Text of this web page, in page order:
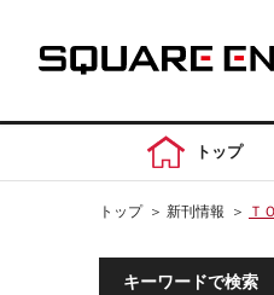
トップ
トップ ＞ 新刊情報 ＞ Ｔ
キーワードで検索